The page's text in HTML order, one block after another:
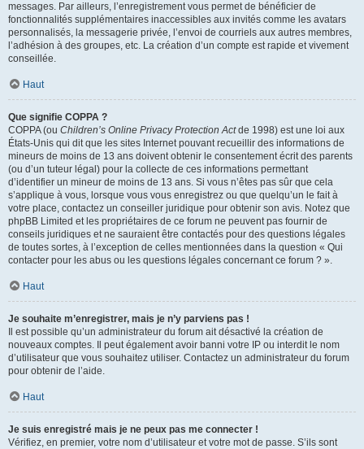
messages. Par ailleurs, l’enregistrement vous permet de bénéficier de
fonctionnalités supplémentaires inaccessibles aux invités comme les avatars
personnalisés, la messagerie privée, l’envoi de courriels aux autres membres,
l’adhésion à des groupes, etc. La création d’un compte est rapide et vivement
conseillée.
Haut
Que signifie COPPA ?
COPPA (ou Children’s Online Privacy Protection Actde 1998) est une loi aux
États-Unis qui dit que les sites Internet pouvant recueillir des informations de
mineurs de moins de 13 ans doivent obtenir le consentement écrit des parents
(ou d’un tuteur légal) pour la collecte de ces informations permettant
d’identifier un mineur de moins de 13 ans. Si vous n’êtes pas sûr que cela
s’applique à vous, lorsque vous vous enregistrez ou que quelqu’un le fait à
votre place, contactez un conseiller juridique pour obtenir son avis. Notez que
phpBB Limited et les propriétaires de ce forum ne peuvent pas fournir de
conseils juridiques et ne sauraient être contactés pour des questions légales
de toutes sortes, à l’exception de celles mentionnées dans la question « Qui
contacter pour les abus ou les questions légales concernant ce forum ? ».
Haut
Je souhaite m’enregistrer, mais je n’y parviens pas !
Il est possible qu’un administrateur du forum ait désactivé la création de
nouveaux comptes. Il peut également avoir banni votre IP ou interdit le nom
d’utilisateur que vous souhaitez utiliser. Contactez un administrateur du forum
pour obtenir de l’aide.
Haut
Je suis enregistré mais je ne peux pas me connecter !
Vérifiez, en premier, votre nom d’utilisateur et votre mot de passe. S’ils sont